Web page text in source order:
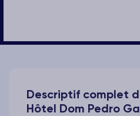
Descriptif complet
Hôtel Dom Pedro